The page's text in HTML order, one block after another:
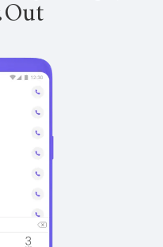
Out، يمكنك: